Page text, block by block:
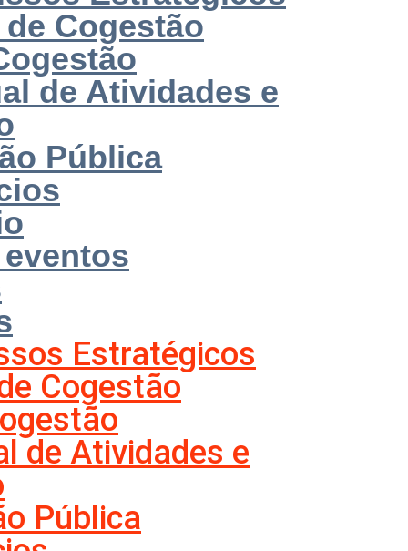
Cogestão
de Atividades e
Pública
Estratégicos
Cogestão
de Atividades e
Pública